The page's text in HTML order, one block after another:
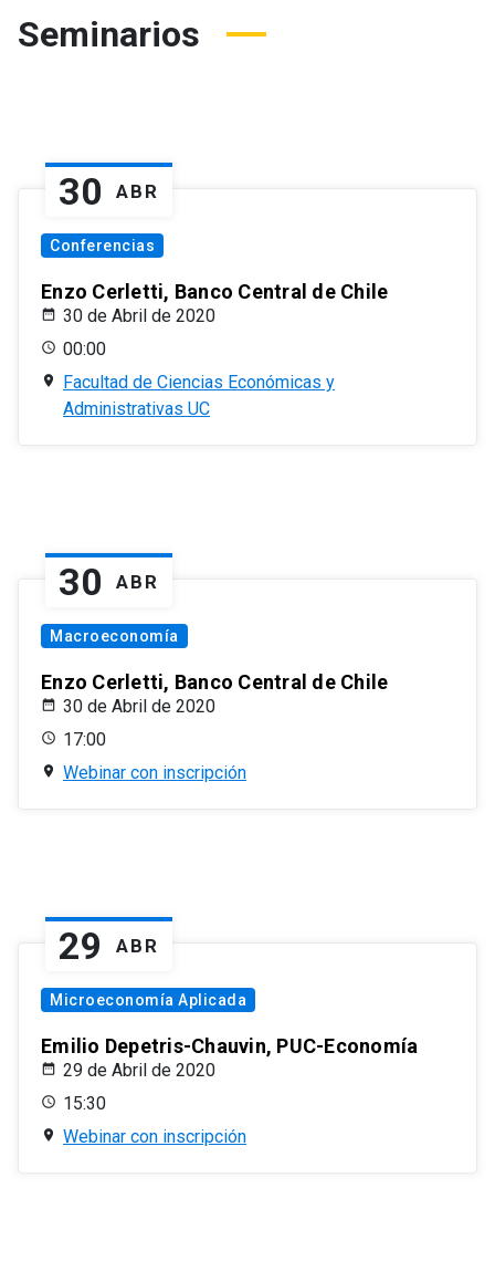
Seminarios
30 ABR
Conferencias
Enzo Cerletti, Banco Central de Chile
30 de Abril de 2020
00:00
Facultad de Ciencias Económicas y
Administrativas UC
30 ABR
Macroeconomía
Enzo Cerletti, Banco Central de Chile
30 de Abril de 2020
17:00
Webinar con inscripción
29 ABR
Microeconomía Aplicada
Emilio Depetris-Chauvin, PUC-Economía
29 de Abril de 2020
15:30
Webinar con inscripción